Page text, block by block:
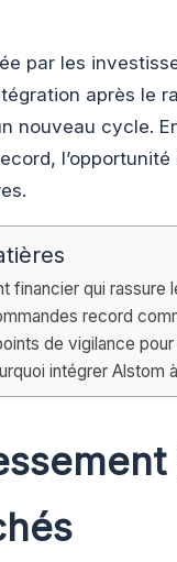
par les
après le
nouveau cycle.
financier qui rassure
record
de vigilance pour
intégrer Alstom